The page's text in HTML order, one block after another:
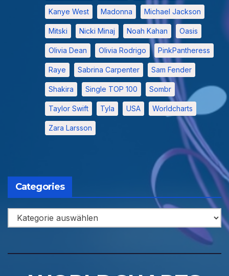
Kanye West Madonna Michael Jackson
Mitski Nicki Minaj Noah Kahan Oasis
Olivia Dean Olivia Rodrigo PinkPantheress
Raye Sabrina Carpenter Sam Fender
Shakira Single TOP 100 Sombr
Taylor Swift Tyla USA Worldcharts
Zara Larsson
Categories
Categories